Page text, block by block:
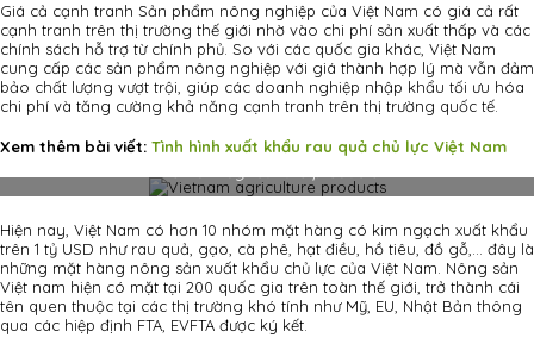
Giá cả cạnh tranh Sản phẩm nông nghiệp của Việt Nam có giá cả rất
cạnh tranh trên thị trường thế giới nhờ vào chi phí sản xuất thấp và các
chính sách hỗ trợ từ chính phủ. So với các quốc gia khác, Việt Nam
cung cấp các sản phẩm nông nghiệp với giá thành hợp lý mà vẫn đảm
bảo chất lượng vượt trội, giúp các doanh nghiệp nhập khẩu tối ưu hóa
chi phí và tăng cường khả năng cạnh tranh trên thị trường quốc tế.
Xem thêm bài viết: Tình hình xuất khẩu rau quả chủ lực Việt Nam
Hiện nay, Việt Nam có hơn 10 nhóm mặt hàng có kim ngạch xuất khẩu
trên 1 tỷ USD như rau quả, gạo, cà phê, hạt điều, hồ tiêu, đồ gỗ,… đây là
những mặt hàng nông sản xuất khẩu chủ lực của Việt Nam. Nông sản
Việt nam hiện có mặt tại 200 quốc gia trên toàn thế giới, trở thành cái
tên quen thuộc tại các thị trường khó tính như Mỹ, EU, Nhật Bản thông
qua các hiệp định FTA, EVFTA được ký kết.